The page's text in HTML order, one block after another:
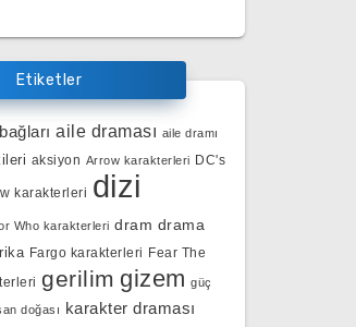
Etiketler
aile draması aile dramı
aksiyon Arrow karakterleri DC's
karakterleri dizi
Who karakterleri dram drama
Fargo karakterleri Fear The
gerilim gizem güç
doğası karakter draması